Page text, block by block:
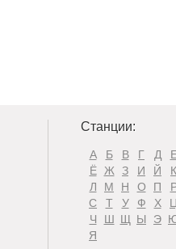
Станции:
А Б В Г Д
Ё
Ж З И Й
К
Л
М Н О П
С
Т У Ф Х
Ч
Ш Щ Ы Э
Я